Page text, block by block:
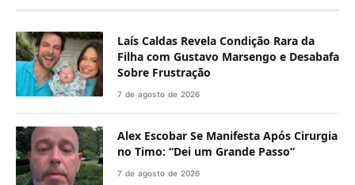
Laís Caldas Revela Condição Rara da
Filha com Gustavo Marsengo e Desabafa
Sobre Frustração
7 de agosto de 2026
Alex Escobar Se Manifesta Após Cirurgia
no Timo: “Dei um Grande Passo”
7 de agosto de 2026